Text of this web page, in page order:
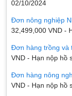
02/10/2024
Đơn nông nghiệp
32,499,000 VND -
Đơn hàng trồng và
VND - Hạn nộp hồ
Đơn hàng nông
VND - Hạn nộp hồ